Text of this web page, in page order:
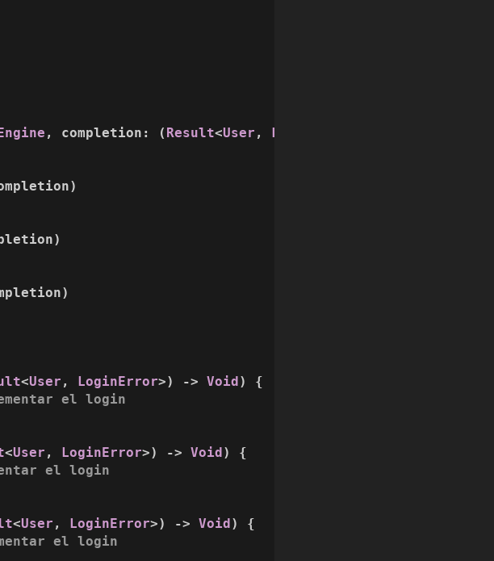
, completion : ( Result<User ,
<User , LoginError>) -> Void ) {
el login
<User , LoginError>) -> Void ) {
el login
<User , LoginError>) -> Void ) {
el login